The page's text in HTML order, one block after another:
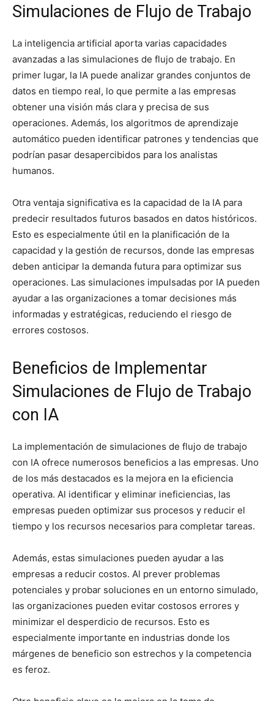
Simulaciones de Flujo de Trabajo
La inteligencia artificial aporta varias capacidades
avanzadas a las simulaciones de flujo de trabajo. En
primer lugar, la IA puede analizar grandes conjuntos de
datos en tiempo real, lo que permite a las empresas
obtener una visión más clara y precisa de sus
operaciones. Además, los algoritmos de aprendizaje
automático pueden identificar patrones y tendencias que
podrían pasar desapercibidos para los analistas
humanos.
Otra ventaja significativa es la capacidad de la IA para
predecir resultados futuros basados en datos históricos.
Esto es especialmente útil en la planificación de la
capacidad y la gestión de recursos, donde las empresas
deben anticipar la demanda futura para optimizar sus
operaciones. Las simulaciones impulsadas por IA pueden
ayudar a las organizaciones a tomar decisiones más
informadas y estratégicas, reduciendo el riesgo de
errores costosos.
Beneficios de Implementar
Simulaciones de Flujo de Trabajo
con IA
La implementación de simulaciones de flujo de trabajo
con IA ofrece numerosos beneficios a las empresas. Uno
de los más destacados es la mejora en la eficiencia
operativa. Al identificar y eliminar ineficiencias, las
empresas pueden optimizar sus procesos y reducir el
tiempo y los recursos necesarios para completar tareas.
Además, estas simulaciones pueden ayudar a las
empresas a reducir costos. Al prever problemas
potenciales y probar soluciones en un entorno simulado,
las organizaciones pueden evitar costosos errores y
minimizar el desperdicio de recursos. Esto es
especialmente importante en industrias donde los
márgenes de beneficio son estrechos y la competencia
es feroz.